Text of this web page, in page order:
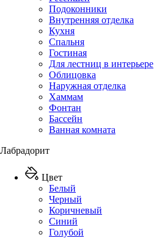
Подоконники
Внутренняя отделка
Кухня
Спальня
Гостиная
Для лестниц в интерьере
Облицовка
Наружная отделка
Хаммам
Фонтан
Бассейн
Ванная комната
Лабрадорит
Цвет
Белый
Черный
Коричневый
Синий
Голубой